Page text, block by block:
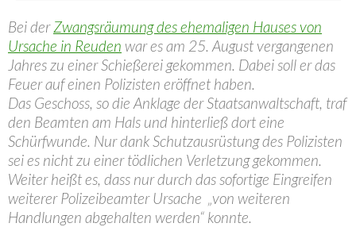
Bei derZwangsräumung des ehemaligen Hauses von
Ursache in Reuden war es am 25. August vergangenen
Jahres zu einer Schießerei gekommen. Dabei soll er das
Feuer auf einen Polizisten eröffnet haben.
Das Geschoss, so die Anklage der Staatsanwaltschaft, traf
den Beamten am Hals und hinterließ dort eine
Schürfwunde. Nur dank Schutzausrüstung des Polizisten
sei es nicht zu einer tödlichen Verletzung gekommen.
Weiter heißt es, dass nur durch das sofortige Eingreifen
weiterer Polizeibeamter Ursache „von weiteren
Handlungen abgehalten werden“ konnte.